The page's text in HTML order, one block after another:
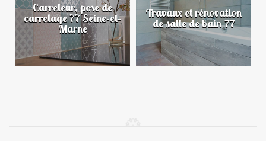
Carreleur, pose de
carrelage 77 Seine-et-
Marne
Travaux et rénovation
de salle de bain 77